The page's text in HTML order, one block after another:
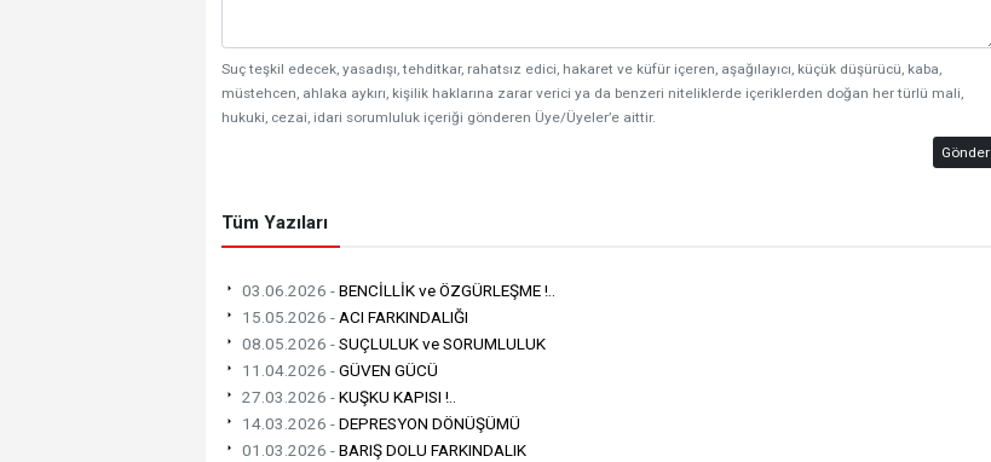
Suç teşkil edecek, yasadışı, tehditkar, rahatsız edici, hakaret ve küfür içeren, aşağılayıcı, küçük düşürücü, kaba,
müstehcen, ahlaka aykırı, kişilik haklarına zarar verici ya da benzeri niteliklerde içeriklerden doğan her türlü mali,
hukuki, cezai, idari sorumluluk içeriği gönderen Üye/Üyeler’e aittir.
Gönder
Tüm Yazıları
03.06.2026 -BENCİLLİK ve ÖZGÜRLEŞME !..
15.05.2026 -ACI FARKINDALIĞI
08.05.2026 -SUÇLULUK ve SORUMLULUK
11.04.2026 -GÜVEN GÜCÜ
27.03.2026 -KUŞKU KAPISI !..
14.03.2026 -DEPRESYON DÖNÜŞÜMÜ
01.03.2026 -BARIŞ DOLU FARKINDALIK